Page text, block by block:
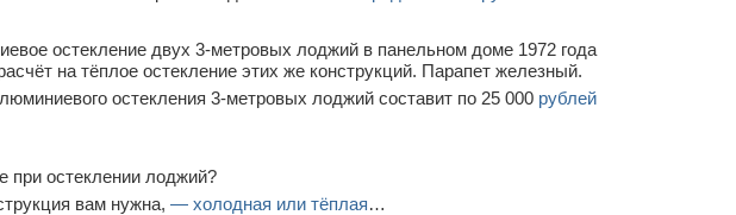
остекление двух 3-метровых лоджий в панельном доме 1972 года
на тёплое остекление этих же конструкций. Парапет железный.
остекления 3-метровых лоджий составит по 25 000 рублей
при остеклении лоджий?
вам нужна, — холодная или тёплая…